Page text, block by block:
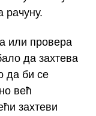
рачуну.
или провера
да захтева
да би се
већ
захтеви